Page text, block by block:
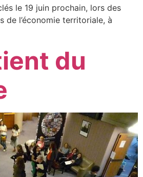
le 19 juin prochain, lors des
de l’économie territoriale, à
du